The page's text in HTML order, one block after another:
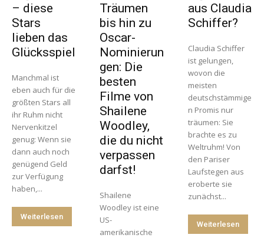
– diese
Stars
lieben das
Glücksspiel
Manchmal ist
eben auch für die
größten Stars all
ihr Ruhm nicht
Nervenkitzel
genug: Wenn sie
dann auch noch
genügend Geld
zur Verfügung
haben,...
Weiterlesen
Träumen
bis hin zu
Oscar-
Nominierun
gen: Die
besten
Filme von
Shailene
Woodley,
die du nicht
verpassen
darfst!
Shailene
Woodley ist eine
US-
amerikanische
aus Claudia
Schiffer?
Claudia Schiffer
ist gelungen,
wovon die
meisten
deutschstämmige
n Promis nur
träumen: Sie
brachte es zu
Weltruhm! Von
den Pariser
Laufstegen aus
eroberte sie
zunächst...
Weiterlesen